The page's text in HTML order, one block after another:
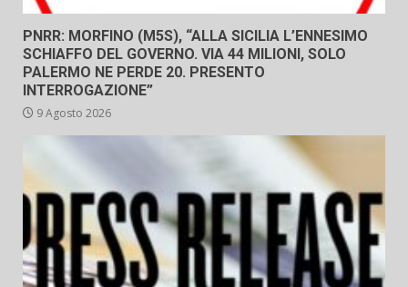
PNRR: MORFINO (M5S), “ALLA SICILIA L’ENNESIMO
SCHIAFFO DEL GOVERNO. VIA 44 MILIONI, SOLO
PALERMO NE PERDE 20. PRESENTO
INTERROGAZIONE”
9 Agosto 2026